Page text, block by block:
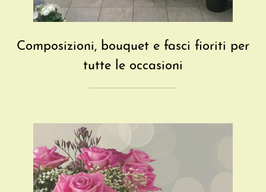
Composizioni, bouquet e fasci fioriti per
tutte le occasioni